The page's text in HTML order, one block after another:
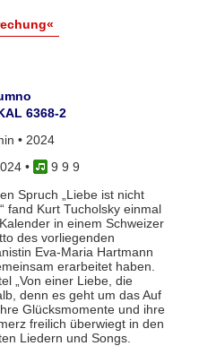
6368-2
• 2024
•
9 9 9
Spruch „Liebe ist nicht
fand Kurt Tucholsky einmal
in einem Schweizer
des vorliegenden
Eva-Maria Hartmann
erarbeitet haben.
„Von einer Liebe, die
denn es geht um das Auf
Glücksmomente und ihre
freilich überwiegt in den
Liedern und Songs.